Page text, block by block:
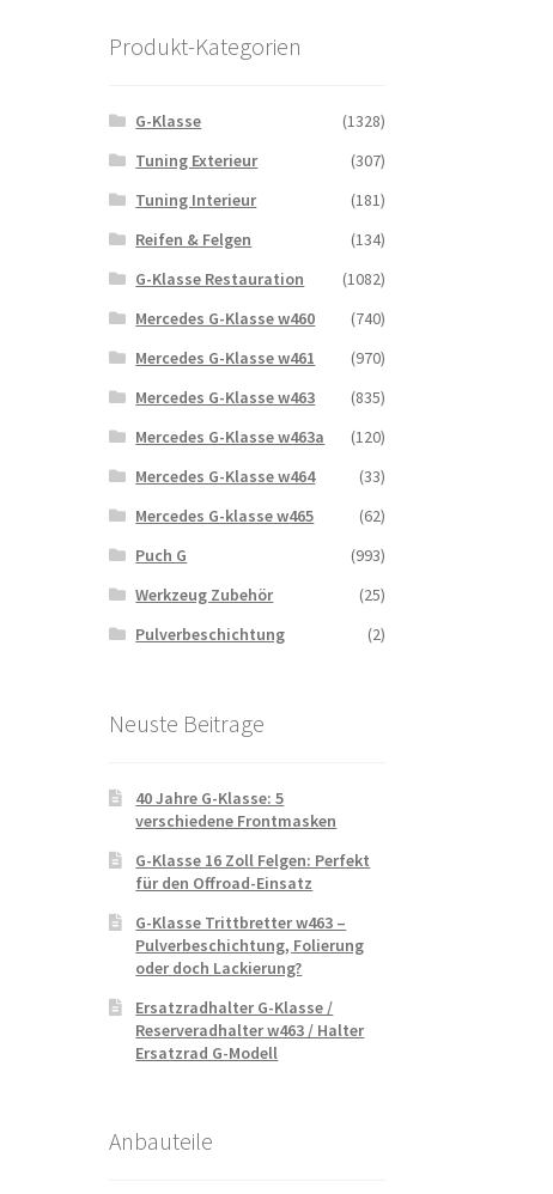
Produkt-Kategorien
G-Klasse
(1328)
Tuning Exterieur
(307)
Tuning Interieur
(181)
Reifen & Felgen
(134)
G-Klasse Restauration
(1082)
Mercedes G-Klasse w460
(740)
Mercedes G-Klasse w461
(970)
Mercedes G-Klasse w463
(835)
Mercedes G-Klasse w463a
(120)
Mercedes G-Klasse w464
(33)
Mercedes G-klasse w465
(62)
Puch G
(993)
Werkzeug Zubehör
(25)
Pulverbeschichtung
(2)
Neuste Beitrage
40 Jahre G-Klasse: 5
verschiedene Frontmasken
G-Klasse 16 Zoll Felgen: Perfekt
für den Offroad-Einsatz
G-Klasse Trittbretter w463 –
Pulverbeschichtung, Folierung
oder doch Lackierung?
Ersatzradhalter G-Klasse /
Reserveradhalter w463 / Halter
Ersatzrad G-Modell
Anbauteile